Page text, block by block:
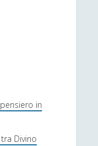
in
Divino